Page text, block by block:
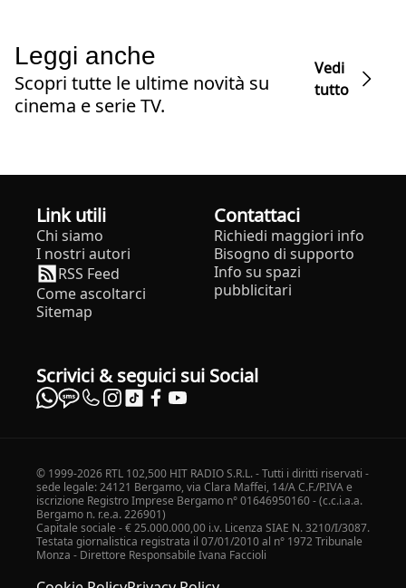
Leggi anche
Scopri tutte le ultime novità su
cinema e serie TV.
Vedi
tutto
Link utili
Chi siamo
I nostri autori
RSS Feed
Come ascoltarci
Sitemap
Contattaci
Richiedi maggiori info
Bisogno di supporto
Info su spazi
pubblicitari
Scrivici & seguici sui Social
© 1999-2026 RTL 102,500 HIT RADIO S.R.L. - Tutti i diritti riservati -
sede legale: 24121 Bergamo, via Clara Maffei, 14/A C.F./P.IVA e
iscrizione Registro Imprese Bergamo n° 01646950160 - (c.c.i.a.a.
Bergamo n. r.e.a. 226901)
Capitale sociale - € 25.000.000,00 i.v. Licenza SIAE N. 3210/I/3087.
Testata giornalistica registrata il 07/01/2010 al n° 1972 Tribunale
Monza - Direttore Responsabile Ivana Faccioli